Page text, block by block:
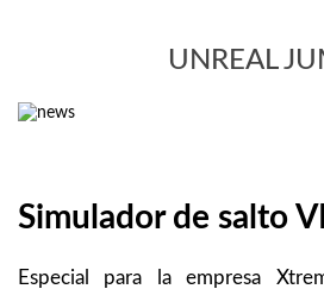
UNREAL
Simulador de salto
Especial para la empresa